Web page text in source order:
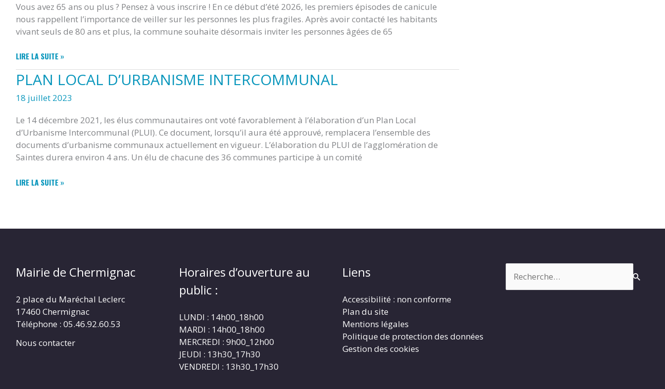
Vous avez 65 ans ou plus ? Pensez à vous inscrire ! En ce début d’été 2026, les premiers épisodes de canicule
nous rappellent l’importance de veiller sur les personnes les plus fragiles. Après avoir contacté les habitants
vivant seuls de 80 ans et plus, la commune souhaite désormais inviter les personnes âgées de 65
INSCRIPTION
REGISTRE
COMMUNAL
DES
VULNERABLES
LIRE LA SUITE »
PLAN LOCAL D’URBANISME INTERCOMMUNAL
18 juillet 2023
Le 14 décembre 2021, les élus communautaires ont voté favorablement à l’élaboration d’un Plan Local
d’Urbanisme Intercommunal (PLUI). Ce document, lorsqu’il aura été approuvé, remplacera l’ensemble des
documents d’urbanisme communaux actuellement en vigueur. L’élaboration du PLUI de l’agglomération de
Saintes durera environ 4 ans. Un élu de chacune des 36 communes participe à un comité
PLAN
LIRE LA SUITE »
Mairie de Chermignac
2 place du Maréchal Leclerc
17460 Chermignac
Téléphone : 05.46.92.60.53
Nous contacter
Horaires d’ouverture au
public :
LUNDI : 14h00_18h00
MARDI : 14h00_18h00
MERCREDI : 9h00_12h00
JEUDI : 13h30_17h30
VENDREDI : 13h30_17h30
Liens
Accessibilité : non conforme
Plan du site
Mentions légales
Politique de protection des données
Gestion des cookies